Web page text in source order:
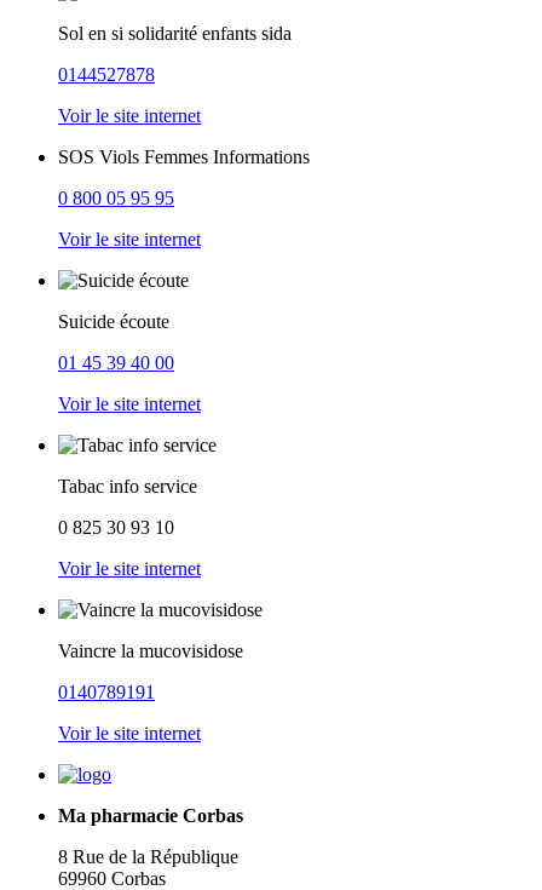
Sol en si solidarité enfants sida
0144527878
Voir le site internet
SOS Viols Femmes Informations
0 800 05 95 95
Voir le site internet
Suicide écoute
01 45 39 40 00
Voir le site internet
Tabac info service
0 825 30 93 10
Voir le site internet
Vaincre la mucovisidose
0140789191
Voir le site internet
Ma pharmacie Corbas
8 Rue de la République
69960 Corbas